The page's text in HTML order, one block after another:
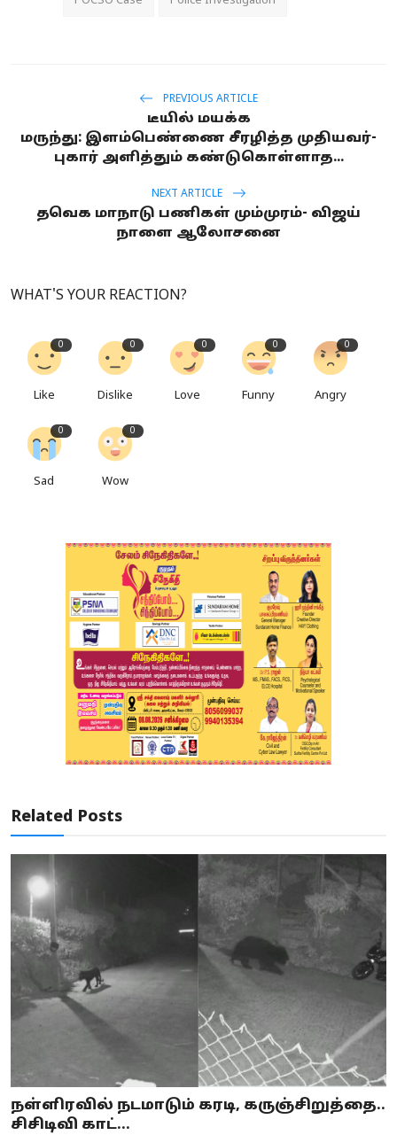
PREVIOUS ARTICLE
டீயில் மயக்க
மருந்து: இளம்பெண்ணை சீரழித்த முதியவர்-
புகார் அளித்தும் கண்டுகொள்ளாத...
NEXT ARTICLE
தவெக மாநாடு பணிகள் மும்முரம்- விஜய்
நாளை ஆலோசனை
WHAT'S YOUR REACTION?
0
Like
0
Dislike
0
Love
0
Funny
0
Angry
0
Sad
0
Wow
Related Posts
நள்ளிரவில் நடமாடும் கரடி, கருஞ்சிறுத்தை..
சிசிடிவி காட்...